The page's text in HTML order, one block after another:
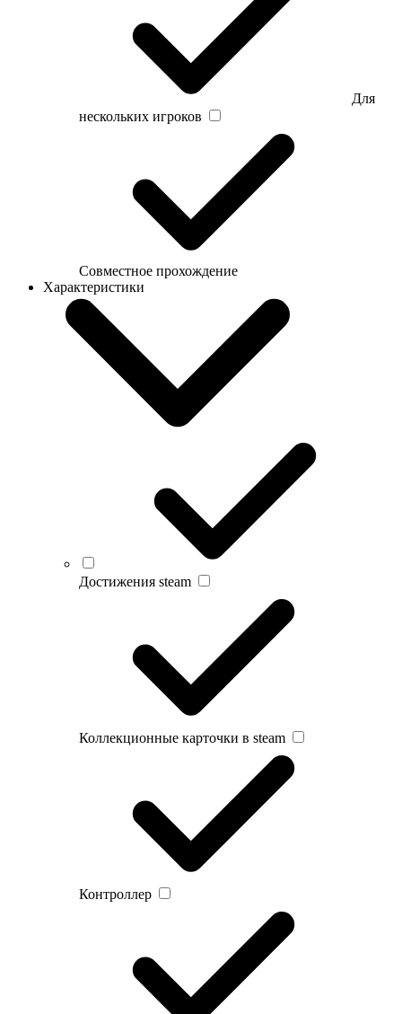
Для
нескольких игроков
Совместное прохождение
Характеристики
Достижения steam
Коллекционные карточки в steam
Контроллер